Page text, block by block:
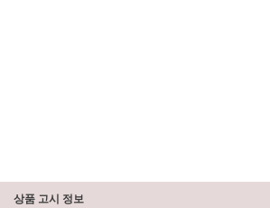
상품 고시 정보